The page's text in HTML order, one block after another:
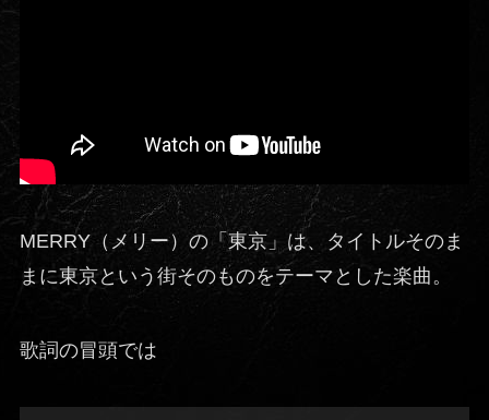
MERRY（メリー）の「東京」は、タイトルそのま
まに東京という街そのものをテーマとした楽曲。
歌詞の冒頭では